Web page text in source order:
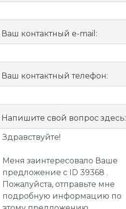
Ваш контактный e-mail:
Ваш контактный телефон:
Напишите свой вопрос здесь: